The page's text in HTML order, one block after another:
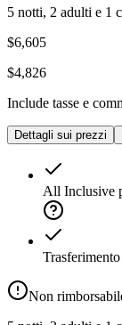
5 notti, 2 adulti e 1
$6,605
$4,826
Include tasse e
Dettagli sui prezzi
All Inclusive
Non